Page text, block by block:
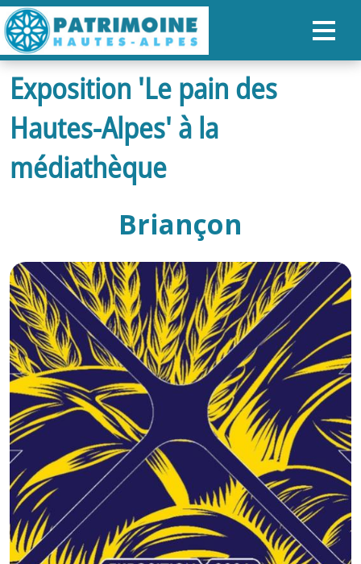
ACCUEIL
CARTE
NOS PARCOURS
ORGANISER SON SÉJOUR
RECHERCHER
FR
GB
IT
Exposition 'Le pain des
Hautes-Alpes' à la
médiathèque
Briançon